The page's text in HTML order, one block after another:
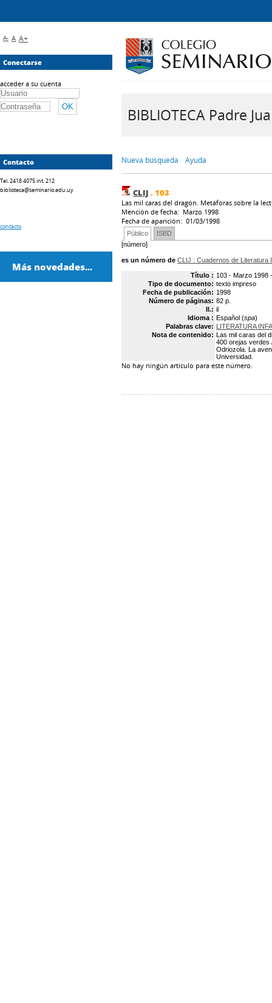
BIBLIOTECA Padre
Nueva búsqueda Ayuda
CLIJ .103
Las mil caras del dragón. Metáforas sobre la
Mención de fecha: Marzo 1998
Fecha de aparición: 01/03/1998
Público
ISBD
[número]
es un número de CLIJ : Cuadernos de Literatura
Título : 103 - Marzo 1998
Tipo de documento: texto impreso
Fecha de publicación: 1998
Número de páginas: 82 p.
Il.: il
Idioma : Español (spa)
Palabras clave: LITERATURA
Nota de contenido: Las mil caras del
400 orejas verdes
Odriozola. La
Universidad.
No hay ningún artículo para este número.
A- A A+
Conectarse
acceder a su cuenta
Contacto
Tel. 2418 4075 int. 212
biblioteca@seminario.edu.uy
contacto
Más novedades...